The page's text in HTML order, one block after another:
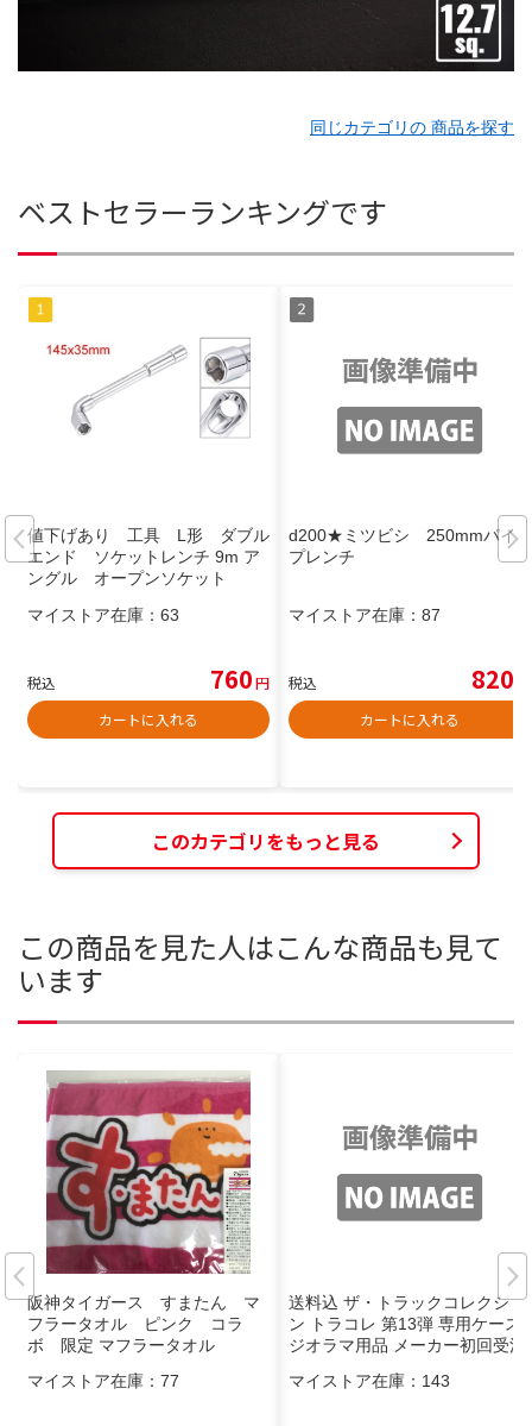
同じカテゴリの 商品を探す
ベストセラーランキングです
値下げあり 工具 L形 ダブル
エンド ソケットレンチ 9m ア
ングル オープンソケット
マイストア在庫： 63
税込 760円
カートに入れる
d200★ミツビシ 250mmパイ
プレンチ
マイストア在庫： 87
税込 820
カートに入れる
このカテゴリをもっと見る
この商品を見た人はこんな商品も見て
います
阪神タイガース すまたん マ
フラータオル ピンク コラ
ボ 限定 マフラータオル
マイストア在庫： 77
送料込 ザ・トラックコレクショ
ン トラコレ 第13弾 専用ケース
ジオラマ用品 メーカー初回受注
マイストア在庫： 143